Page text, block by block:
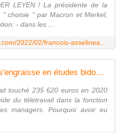
LEYEN ! La présidente de la
" choisie " par Macron et Merkel,
- dans les ...
Le cabinet McKinsey s'engraisse en études bidons avec l'aval du gouvernement - Vouillé un peu d'Histoire
touché 235 620 euros en 2020
du télétravail dans la fonction
managers. Pourquoi avoir eu